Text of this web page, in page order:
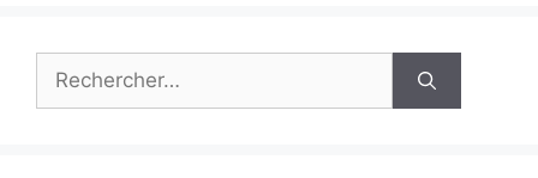
Rechercher :